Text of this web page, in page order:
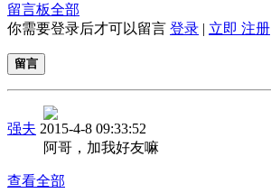
留言板全部
你需要登录后才可以留言 登录 | 立即 注册
留言
强夫 2015-4-8 09:33:52
阿哥，加我好友嘛
查看全部